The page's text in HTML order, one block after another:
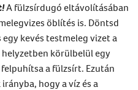
A fülzsírdugó eltávolításában
öblítés is. Döntsd
kevés testmeleg vizet a
körülbelül egy
a fülzsírt. Ezután
hogy a víz és a